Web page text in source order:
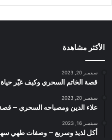
الأكثر مشاهدة
سبتمبر 20, 2023
قصة الخاتم السحري وكيف غيّر
سبتمبر 20, 2023
علاء الدين ومصباحه السحري – قصة
سبتمبر 16, 2023
أكل لذيذ وسريع – وصفات طهي